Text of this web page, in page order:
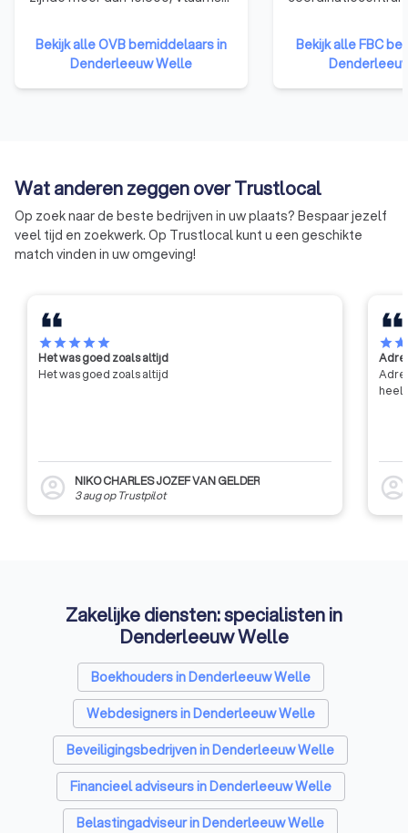
beroepsorganisatie de belangen
van de advocatuur in haar
contacten met de overheden.
Bekijk alle OVB bemiddelaars in
Denderleeuw Welle
voor bemiddeling
FBC staat als
erkenning van
Bekijk alle FBC
Wat anderen zeggen over Trustlocal
Op zoek naar de beste bedrijven in uw plaats? Bespaar jezelf
veel tijd en zoekwerk. Op Trustlocal kunt u een geschikte
match vinden in uw omgeving!
starstarstarstarstar
Het was goed zoals altijd
Het was goed zoals altijd
account_circle
NIKO CHARLES JOZEF VAN GELDER
3 augop Trustpilot
starstar
heel
account_circle
Zakelijke diensten: specialisten in
Denderleeuw Welle
Boekhouders in Denderleeuw Welle
Webdesigners in Denderleeuw Welle
Beveiligingsbedrijven in Denderleeuw Welle
Financieel adviseurs in Denderleeuw Welle
Belastingadviseur in Denderleeuw Welle